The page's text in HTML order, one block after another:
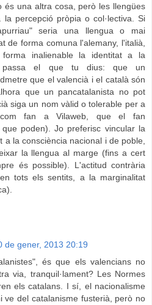
és una altra cosa, però les llengües
percepció pròpia o col·lectiva. Si
seria una llengua o mai
de forma comuna l'alemany, l'italià,
inalienable la identitat a la
passa el que tu dius: que un
que el valencià i el català són
que un pancatalanista no pot
siga un nom vàlid o tolerable per a
fan a Vilaweb, que el fan
poden). Jo preferisc vincular la
a la consciència nacional i de poble,
la llengua al marge (fins a cert
és possible). L'actitud contrària
tots els sentits, a la marginalitat
de gener, 2013 20:19
és que els valencians no
via, tranquil·lament? Les Normes
els catalans. I sí, el nacionalisme
ve del catalanisme fusterià, però no